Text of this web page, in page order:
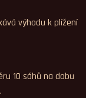
výhodu k plížení
10 sáhů na dobu